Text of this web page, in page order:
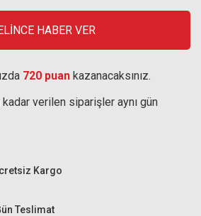
HABER VER
720 puan kazanacaksınız.
kadar verilen siparişler aynı gün
Teslimat
Kargo